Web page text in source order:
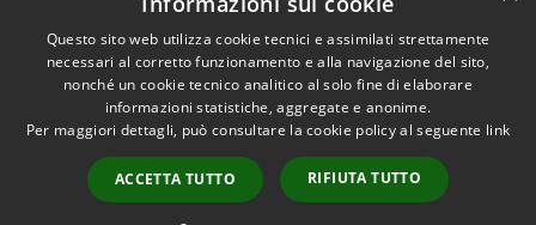
Accessibilità
Copyright © 2026 • Città di
Andria • Powered by
Municipium•
Accesso
redazione
Questo sito web utilizza cookie tecnici e assimilati strettamente
necessari al corretto funzionamento e alla navigazione del sito,
nonché un cookie tecnico analitico al solo fine di elaborare
informazioni statistiche, aggregate e anonime.
Per maggiori dettagli, può consultare la cookie policy al seguente link
ACCETTA TUTTO RIFIUTA TUTTO